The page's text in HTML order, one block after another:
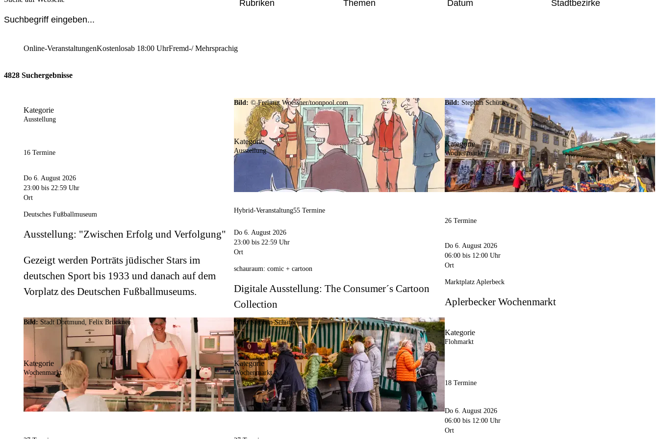
Rubriken Themen Datum Stadtbezirke
Online-VeranstaltungenKostenlosab 18:00 UhrFremd-/ Mehrsprachig
4828 Suchergebnisse
Kategorie
Ausstellung
16 Termine
Do 6. August 2026
23:00 bis 22:59 Uhr
Ort
Deutsches Fußballmuseum
Ausstellung: "Zwischen Erfolg und Verfolgung"
Gezeigt werden Porträts jüdischer Stars im
deutschen Sport bis 1933 und danach auf dem
Vorplatz des Deutschen Fußballmuseums.
Bild:© Freimut Woessner/toonpool.com
Kategorie
Ausstellung
Hybrid-Veranstaltung55 Termine
Do 6. August 2026
23:00 bis 22:59 Uhr
Ort
schauraum: comic + cartoon
Digitale Ausstellung: The Consumer´s Cartoon
Collection
Bild: Stephan Schütze
Kategorie
Wochenmarkt
26 Termine
Do 6. August 2026
06:00bis 12:00 Uhr
Ort
Marktplatz Aplerbeck
Aplerbecker Wochenmarkt
Bild: Stadt Dortmund, Felix Brückner
Kategorie
Wochenmarkt
Bild:Stephan Schütze
Kategorie
Wochenmarkt
Kategorie
Flohmarkt
18 Termine
Do 6. August 2026
06:00bis 12:00 Uhr
Ort